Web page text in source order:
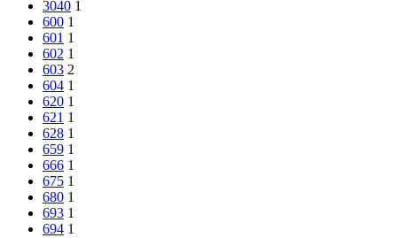
3040 1
600 1
601 1
602 1
603 2
604 1
620 1
621 1
628 1
659 1
666 1
675 1
680 1
693 1
694 1